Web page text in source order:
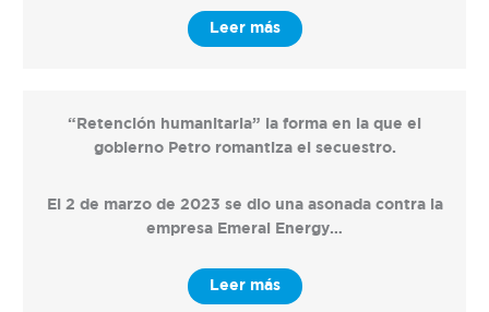
Leer más
“Retención humanitaria” la forma en la que el
gobierno Petro romantiza el secuestro.
El 2 de marzo de 2023 se dio una asonada contra la
empresa Emeral Energy…
Leer más